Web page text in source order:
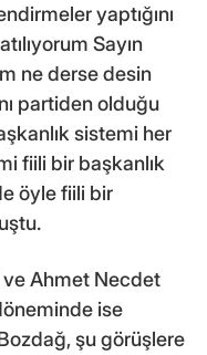
yaptığını
Sayın
ne derse desin
partiden olduğu
sistemi her
fiili bir başkanlık
öyle fiili bir
Ahmet Necdet
ise
şu görüşlere